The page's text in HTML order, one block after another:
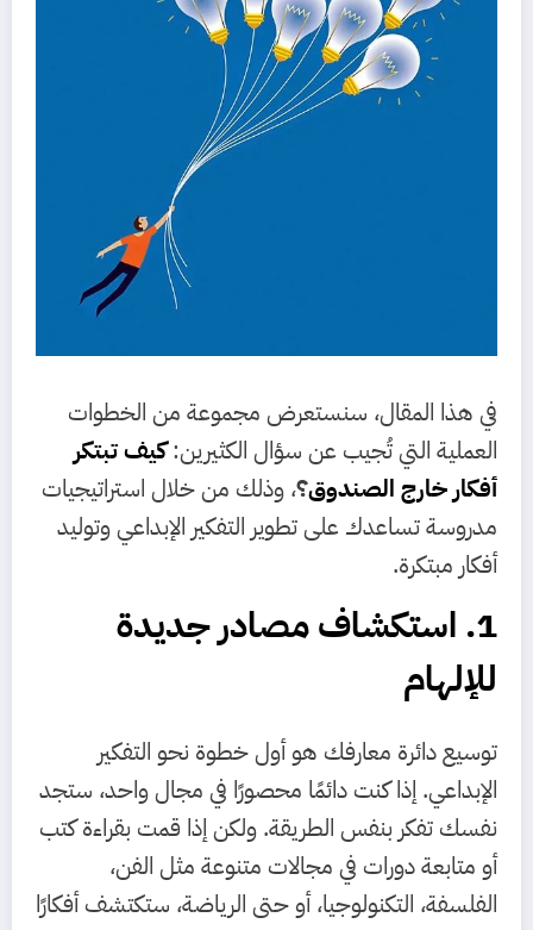
في هذا المقال، سنستعرض مجموعة من الخطوات
العملية التي تُجيب عن سؤال الكثيرين:كيف تبتكر
أفكار خارج الصندوق؟، وذلك من خلال استراتيجيات
مدروسة تساعدك على تطوير التفكير الإبداعي وتوليد
أفكار مبتكرة.
1. استكشاف مصادر جديدة
للإلهام
توسيع دائرة معارفك هو أول خطوة نحو التفكير
الإبداعي. إذا كنت دائمًا محصورًا في مجال واحد، ستجد
نفسك تفكر بنفس الطريقة. ولكن إذا قمت بقراءة كتب
أو متابعة دورات في مجالات متنوعة مثل الفن،
الفلسفة، التكنولوجيا، أو حتى الرياضة، ستكتشف أفكارًا